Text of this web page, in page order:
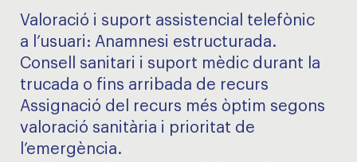
Valoració i suport assistencial telefònic
a l’usuari: Anamnesi estructurada.
Consell sanitari i suport mèdic durant la
trucada o fins arribada de recurs
Assignació del recurs més òptim segons
valoració sanitària i prioritat de
l’emergència.